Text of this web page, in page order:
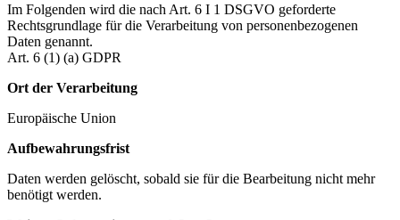
Im Folgenden wird die nach Art. 6 I 1 DSGVO geforderte
Rechtsgrundlage für die Verarbeitung von personenbezogenen
Daten genannt.
Art. 6 (1) (a) GDPR
Ort der Verarbeitung
Europäische Union
Aufbewahrungsfrist
Daten werden gelöscht, sobald sie für die Bearbeitung nicht mehr
benötigt werden.